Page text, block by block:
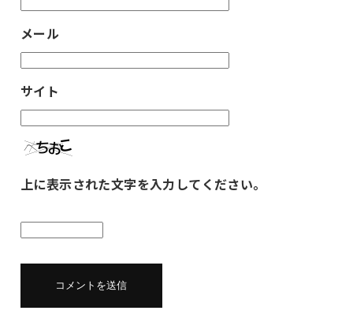
メール
サイト
上に表示された文字を入力してください。